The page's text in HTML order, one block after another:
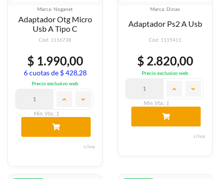
Marca: Noganet
Adaptador Otg Micro
Usb A Tipo C
Cód: 1116738
$ 1.990,00
6 cuotas de $ 428,28
Precio exclusivo web
Min. Vta.: 1
c/iva
Marca: Dinax
Adaptador Ps2 A Usb
Cód: 1115411
$ 2.820,00
Precio exclusivo web
Min. Vta.: 1
c/iva